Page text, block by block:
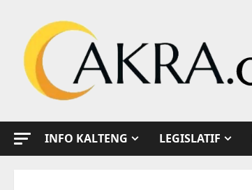
content
INFO KALTENG LEGISLATIF